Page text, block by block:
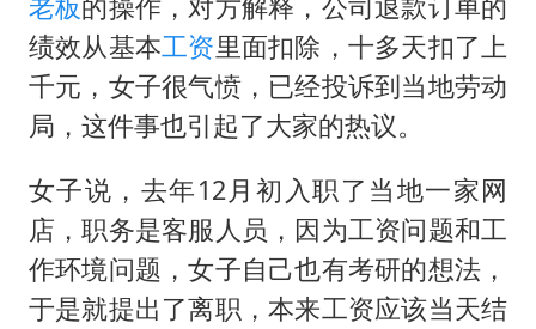
BLG经理辟谣Bin离队
总书记点赞的非遗苗绣焕发新生机
绩效从基本工资里面扣除，十多天扣了上
千元，女子很气愤，已经投诉到当地劳动
局，这件事也引起了大家的热议。
女子说，去年12月初入职了当地一家网
店，职务是客服人员，因为工资问题和工
作环境问题，女子自己也有考研的想法，
于是就提出了离职，本来工资应该当天结